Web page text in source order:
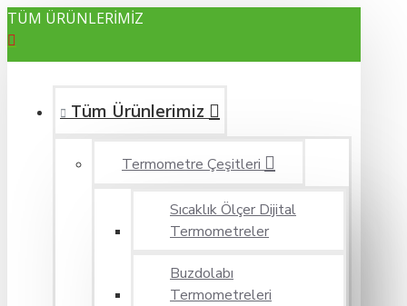
TÜM ÜRÜNLERİMİZ
Tüm Ürünlerimiz
Termometre Çeşitleri
Sıcaklık Ölçer Dijital
Termometreler
Buzdolabı
Termometreleri